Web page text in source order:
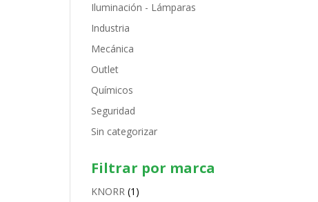
Iluminación - Lámparas
Industria
Mecánica
Outlet
Químicos
Seguridad
Sin categorizar
Filtrar por marca
KNORR (1)